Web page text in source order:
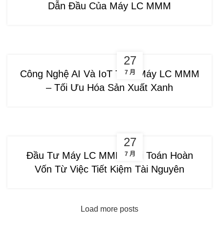
Dẫn Đầu Của Máy LC MMM
27
7 月
Công Nghệ AI Và IoT Trên Máy LC MMM
– Tối Ưu Hóa Sản Xuất Xanh
27
7 月
Đầu Tư Máy LC MMM: Bài Toán Hoàn
Vốn Từ Việc Tiết Kiệm Tài Nguyên
Load more posts